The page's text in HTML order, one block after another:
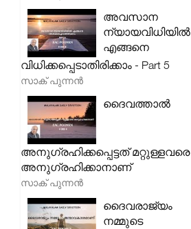
അവസാന
ന്യായവിധിയിൽ
എങ്ങനെ
വിധിക്കപ്പെടാതിരിക്കാം - Part 5
സാക് പുന്നൻ
ദൈവത്താൽ
അനുഗ്രഹിക്കപ്പെട്ടത് മറ്റുള്ളവരെ
അനുഗ്രഹിക്കാനാണ്
സാക് പുന്നൻ
ദൈവരാജ്യം
നമ്മുടെ